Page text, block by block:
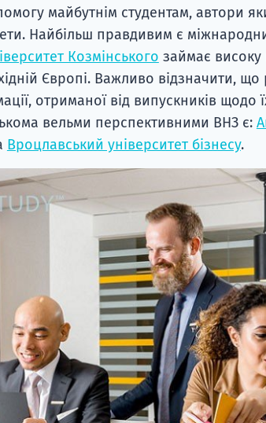
майбутнім студентам, автори
Найбільш правдивим є
Козмінського займає
Європі. Важливо відзначити,
отриманої від випускників щодо
вельми перспективними ВНЗ є:
Вроцлавський університет бізнесу.